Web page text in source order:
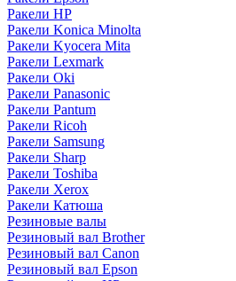
Ракели HP
Ракели Konica Minolta
Ракели Kyocera Mita
Ракели Lexmark
Ракели Oki
Ракели Panasonic
Ракели Pantum
Ракели Ricoh
Ракели Samsung
Ракели Sharp
Ракели Toshiba
Ракели Xerox
Ракели Катюша
Резиновые валы
Резиновый вал Brother
Резиновый вал Canon
Резиновый вал Epson